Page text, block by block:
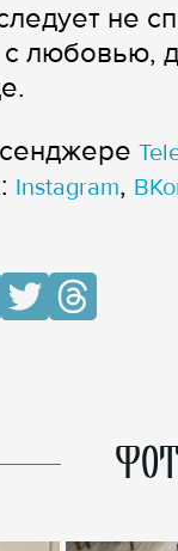
не
любовью,
Instagram,